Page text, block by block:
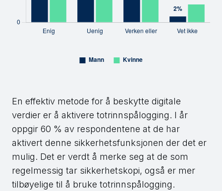
En effektiv metode for å beskytte digitale
verdier er å aktivere totrinnspålogging. I år
oppgir 60 % av respondentene at de har
aktivert denne sikkerhetsfunksjonen der det er
mulig. Det er verdt å merke seg at de som
regelmessig tar sikkerhetskopi, også er mer
tilbøyelige til å bruke totrinnspålogging.